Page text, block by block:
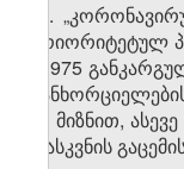
.
პრიორიტეტულ
№975
ამ მიზნით,
დასკვნის